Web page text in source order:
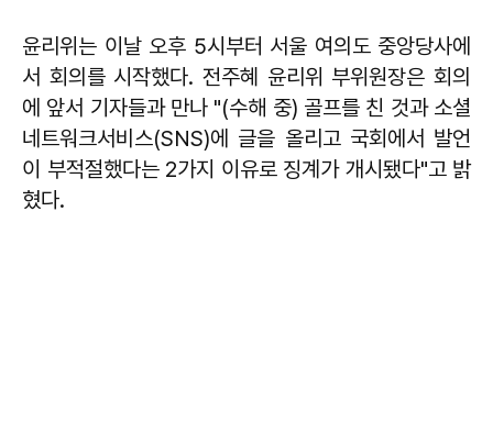
윤리위는 이날 오후 5시부터 서울 여의도 중앙당사에
서 회의를 시작했다. 전주혜 윤리위 부위원장은 회의
에 앞서 기자들과 만나 "(수해 중) 골프를 친 것과 소셜
네트워크서비스(SNS)에 글을 올리고 국회에서 발언
이 부적절했다는 2가지 이유로 징계가 개시됐다"고 밝
혔다.